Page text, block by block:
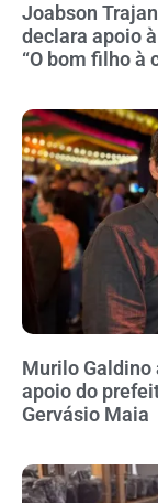
Joabson
declara apoio
“O bom filho à
Murilo Galdino
apoio do
Gervásio Maia